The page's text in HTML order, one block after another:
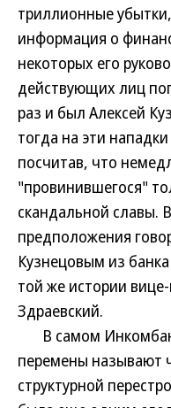
триллионные
информация о
некоторых его
действующих лиц
раз и был Алексей
тогда на эти
посчитав, что
"провинившегося"
скандальной славы.
предположения
Кузнецовым из
той же истории
Здраевский.
В самом
перемены называют
структурной